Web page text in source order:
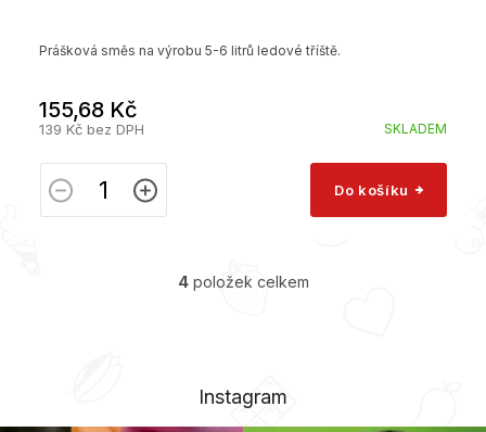
SKLADEM
139 Kč bez DPH
155,68 Kč
Do košíku
Prášková směs na výrobu 5-6 litrů ledové tříště.
O
a
c
4položek celkem
Instagram